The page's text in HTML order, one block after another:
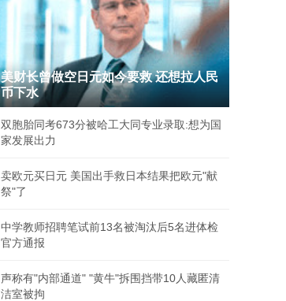
美财长曾做空日元如今要救 还想拉人民
币下水
双胞胎同考673分被哈工大同专业录取:想为国
家发展出力
卖欧元买日元 美国出手救日本结果把欧元"献
祭"了
中学教师招聘笔试前13名被淘汰后5名进体检
官方通报
声称有"内部通道" "黄牛"拆围挡带10人藏匿清
洁室被拘